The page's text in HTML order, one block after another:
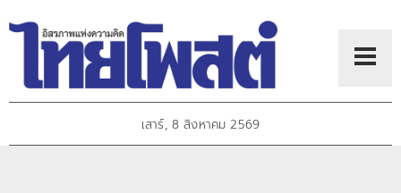
เสาร์, 8 สิงหาคม 2569